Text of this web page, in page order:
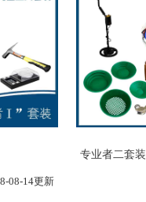
08-14更新
专业者二套装